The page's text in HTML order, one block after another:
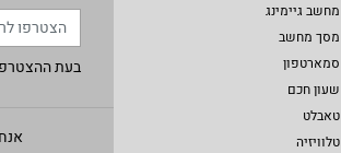
מחשב גיימינג
מסך מחשב
סמארטפון
שעון חכם
טאבלט
טלוויזיה
בעת